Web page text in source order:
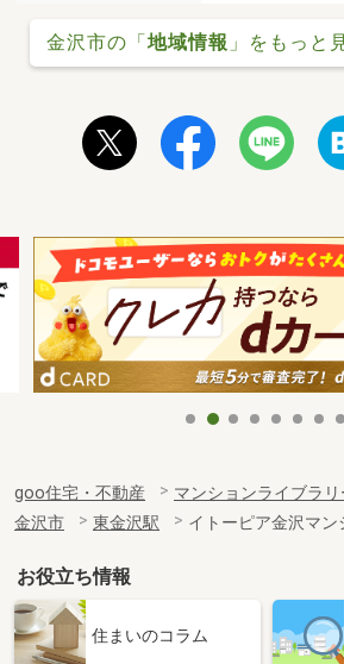
金沢市の「 地域情報 」をもっと
goo住宅・不動産 マンションライブラリ
金沢市
東金沢駅 イトーピア金沢マ
お役立ち情報
住まいのコラム